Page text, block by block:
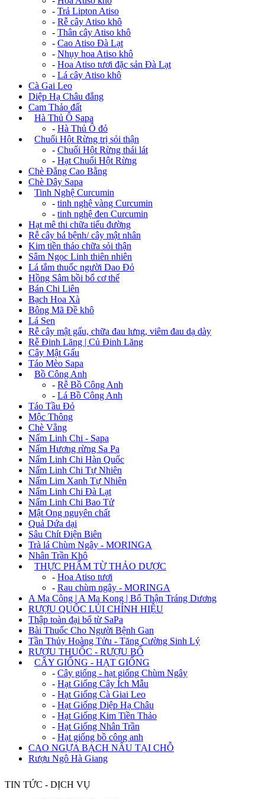
- Trả Lipton Atiso
- Rễ cây Atiso khô
- Thân cây Atiso khô
- Cao Atiso Đà Lạt
- Nhụy hoa Atiso khô
- Hoa Atiso tươi đặc sản Đà Lạt
- Lá cây Atiso khô
Cà Gai Leo
Diệp Hạ Châu đắng
Cam Thảo đất
Hà Thủ Ô Sapa
- Hà Thủ Ô đỏ
Chuối Hột Rừng trị sỏi thận
- Chuối Hột Rừng thái lát
- Hạt Chuối Hột Rừng
Chè Đắng Cao Bằng
Chè Dây Sapa
Tinh Nghệ Curcumin
- tinh nghệ vàng Curcumin
- tinh nghệ đen Curcumin
Hạt mê thi chữa tiểu đường
Rễ cây bá bệnh/ cây mật nhân
Kim tiền thảo chữa sỏi thận
Sâm Ngọc Linh thiên nhiên
Lá tắm thuốc người Dao Đỏ
Hồng Sâm bồi bổ cơ thể
Bán Chi Liên
Bạch Hoa Xà
Bông Mã Đề khô
Lá Sen
Rễ cây mật gấu, chữa đau lưng, viêm đau dạ dày
Rễ Đinh Lăng | Củ Đinh Lăng
Cây Mật Gấu
Táo Mèo Sapa
Bồ Công Anh
- Rễ Bồ Công Anh
- Lá Bồ Công Anh
Táo Tầu Đỏ
Mộc Thông
Chè Vằng
Nấm Linh Chi - Sapa
Nấm Hương rừng Sa Pa
Nấm Linh Chi Hàn Quốc
Nấm Linh Chi Tự Nhiên
Nấm Lim Xanh Tự Nhiên
Nấm Linh Chi Đà Lạt
Nấm Linh Chi Bao Tử
Mật Ong nguyên chất
Quả Dứa dại
Sâu Chít Điện Biên
Trà lá Chùm Ngây - MORINGA
Nhân Trần Khô
THỰC PHẨM TỪ THẢO DƯỢC
- Hoa Atiso tươi
- Rau chùm ngây - MORINGA
A Ma Công | A Ma Kong | Bổ Thận Tráng Dương
RƯỢU QUỐC LỦI CHÍNH HIỆU
Thập toàn đại bổ từ SaPa
Bài Thuốc Cho Người Bệnh Gan
Tần Thủy Hoàng Tửu - Tăng Cường Sinh Lý
RƯỢU THUỐC - RƯỢU BỔ
CÂY GIỐNG - HẠT GIỐNG
- Cây giống - hạt giống Chùm Ngây
- Hạt Giống Cây Ích Mẫu
- Hạt Giống Cà Giai Leo
- Hạt Giống Diệp Hạ Châu
- Hạt Giống Kim Tiền Thảo
- Hạt Giống Nhân Trần
- Hạt giống bồ công anh
CAO NGỰA BẠCH NẤU TẠI CHỖ
Rượu Ngô Hà Giang
TIN TỨC - DỊCH VỤ